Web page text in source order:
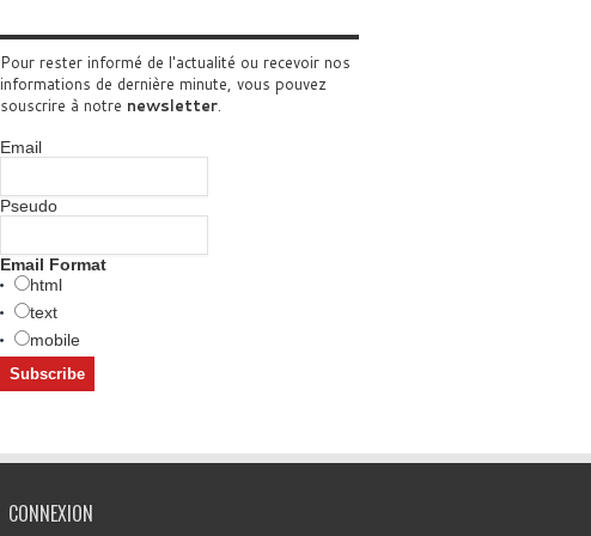
Pour rester informé de l'actualité ou recevoir nos
informations de dernière minute, vous pouvez
souscrire à notre newsletter.
Email
Pseudo
Email Format
html
text
mobile
CONNEXION